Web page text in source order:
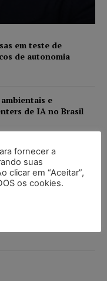
em teste de
de autonomia
e
de IA no Brasil
tornam-se
da
fornecer a
suas
clicar em “Aceitar”,
os cookies.